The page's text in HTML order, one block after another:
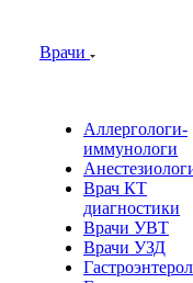
Врачи
Аллергологи-
иммунологи
Врач КТ
диагностики
Врачи УВТ
Врачи УЗД